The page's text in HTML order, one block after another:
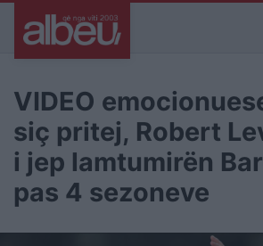
VIDEO
siç pritej, Robert
i jep lamtumirën
pas 4 sezoneve